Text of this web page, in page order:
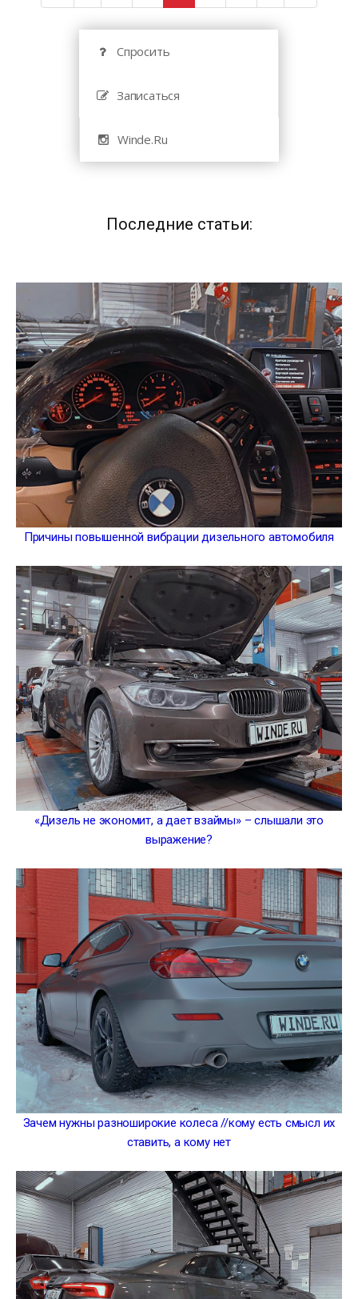
Спросить
Записаться
Winde.Ru
Последние статьи:
Причины повышенной вибрации дизельного автомобиля
«Дизель не экономит, а дает взаймы» – слышали это
выражение?
Зачем нужны разноширокие колеса //кому есть смысл их
ставить, а кому нет